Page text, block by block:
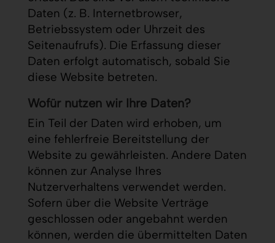
Daten (z. B. Internetbrowser,
Betriebssystem oder Uhrzeit des
Seitenaufrufs). Die Erfassung dieser
Daten erfolgt automatisch, sobald Sie
diese Website betreten.
Wofür nutzen wir Ihre Daten?
Ein Teil der Daten wird erhoben, um
eine fehlerfreie Bereitstellung der
Website zu gewährleisten. Andere Daten
können zur Analyse Ihres
Nutzerverhaltens verwendet werden.
Sofern über die Website Verträge
geschlossen oder angebahnt werden
können, werden die übermittelten Daten